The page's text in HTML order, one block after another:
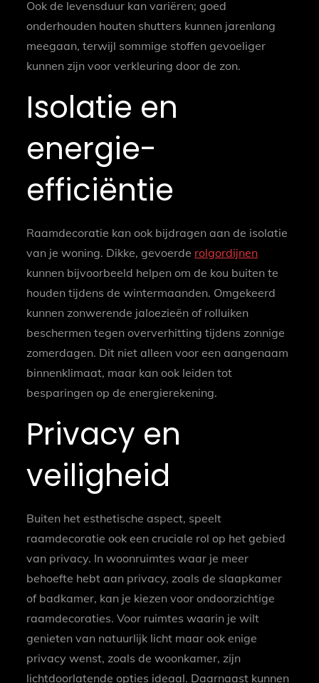
Ook de levensduur kan variëren; goed
onderhouden houten shutters kunnen jarenlang
meegaan, terwijl sommige stoffen gevoeliger
kunnen zijn voor verkleuring door de zon.
Isolatie en
energie-
efficiëntie
Raamdecoratie kan ook bijdragen aan de isolatie
van je woning. Dikke, gevoerde rolgordijnen
kunnen bijvoorbeeld helpen om de kou buiten te
houden tijdens de wintermaanden. Omgekeerd
kunnen zonwerende jaloezieën of rolluiken
beschermen tegen oververhitting tijdens zonnige
zomerdagen. Dit niet alleen voor een aangenaam
binnenklimaat, maar kan ook leiden tot
besparingen op de energierekening.
Privacy en
veiligheid
Buiten het esthetische aspect, speelt
raamdecoratie ook een cruciale rol op het gebied
van privacy. In woonruimtes waar je meer
behoefte hebt aan privacy, zoals de slaapkamer
of badkamer, kan je kiezen voor ondoorzichtige
raamdecoraties. Voor ruimtes waarin je wilt
genieten van natuurlijk licht maar ook enige
privacy wenst, zoals de woonkamer, zijn
lichtdoorlatende opties ideaal. Daarnaast kunnen